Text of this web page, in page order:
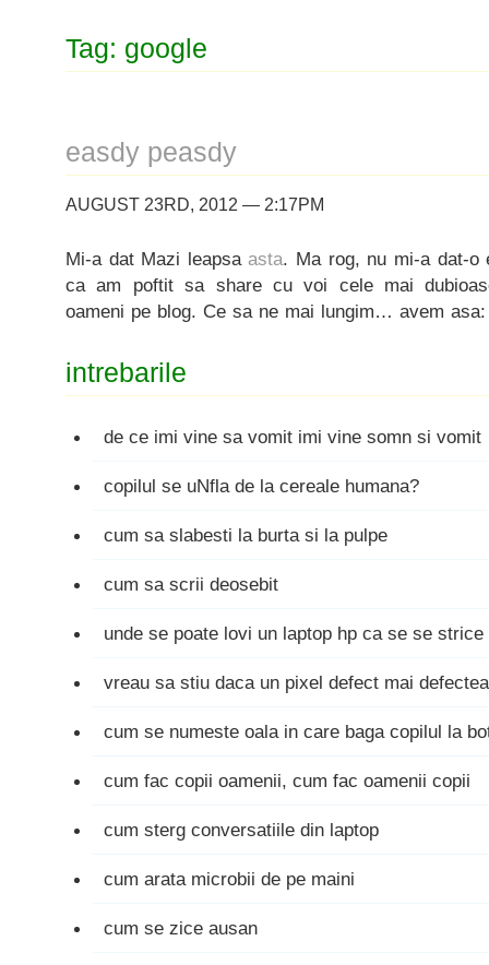
Tag: google
easdy peasdy
AUGUST 23RD, 2012 — 2:17PM
Mi-a dat Mazi leapsa asta. Ma rog, nu mi-a dat-o
ca am poftit sa share cu voi cele mai
oameni pe blog. Ce sa ne mai lungim… avem asa:
intrebarile
de ce imi vine sa vomit imi vine somn si vomit
copilul se uNfla de la cereale humana?
cum sa slabesti la burta si la pulpe
cum sa scrii deosebit
unde se poate lovi un laptop hp ca se se strice
vreau sa stiu daca un pixel defect mai
cum se numeste oala in care baga copilul la
cum fac copii oamenii, cum fac oamenii copii
cum sterg conversatiile din laptop
cum arata microbii de pe maini
cum se zice ausan